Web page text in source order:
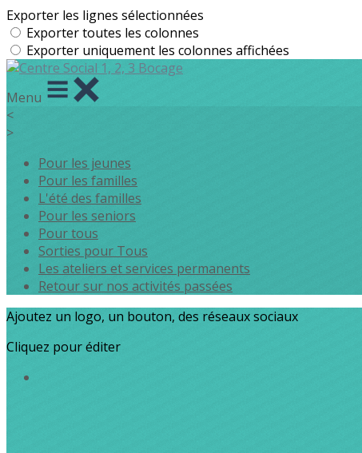
Exporter les lignes sélectionnées
Exporter toutes les colonnes
Exporter uniquement les colonnes affichées
Menu
<
>
Pour les jeunes
Pour les familles
L'été des familles
Pour les seniors
Pour tous
Sorties pour Tous
Les ateliers et services permanents
Retour sur nos activités passées
Ajoutez un logo, un bouton, des réseaux sociaux
Cliquez pour éditer